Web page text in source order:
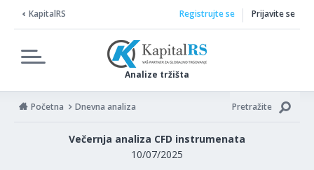
KapitalRS
Analize tržišta
Registrujte se Prijavite se
Početna Dnevna analiza Pretražite
Večernja analiza CFD instrumenata
10/07/2025